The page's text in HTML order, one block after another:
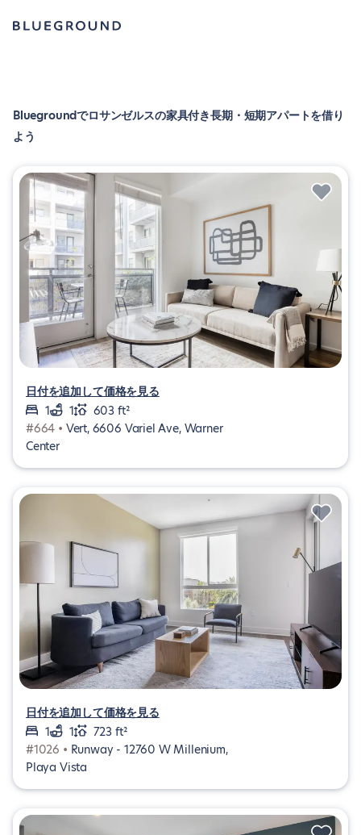
Bluegroundでロサンゼルスの家具付き長期・短期アパートを借り
よう
日付を追加して価格を見る
1
1
603 ft²
#664 • Vert, 6606 Variel Ave, Warner
Center
日付を追加して価格を見る
1
1
723 ft²
#1026 • Runway - 12760 W Millenium,
Playa Vista